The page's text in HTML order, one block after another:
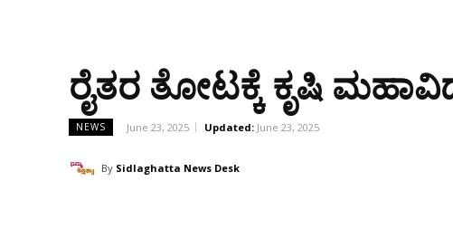
ರೈತರ ತೋಟಕ್ಕೆ ಕೃಷಿ
NEWS June 23, 2025 Updated: June 23, 2025
By Sidlaghatta News Desk